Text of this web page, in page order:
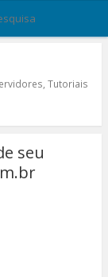
Tutoriais
seu